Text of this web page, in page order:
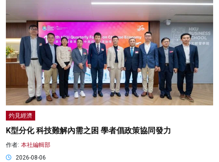
灼見經濟
K型分化 科技難解內需之困 學者倡政策協同發力
作者: 本社編輯部
2026-08-06